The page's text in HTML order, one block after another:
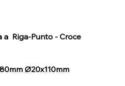
a  Riga-Punto - Croce
Ø20x110mm